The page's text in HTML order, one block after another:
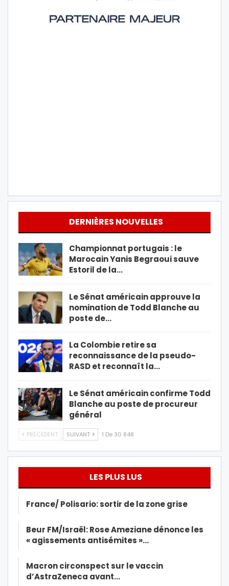
DERNIÈRES NOUVELLES
Championnat portugais : le
Marocain Yanis Begraoui sauve
Estoril de la…
Le Sénat américain approuve la
nomination de Todd Blanche au
poste de…
La Colombie retire sa
reconnaissance de la pseudo-
RASD et reconnaît la…
Le Sénat américain confirme Todd
Blanche au poste de procureur
général
PRÉCÉDENT SUIVANT 1 De 30 848
LES PLUS LUS
France/ Polisario: sortir de la zone grise
Beur FM/Israël: Rose Ameziane dénonce les
« agissements antisémites »…
Macron circonspect sur le vaccin
d’AstraZeneca avant…